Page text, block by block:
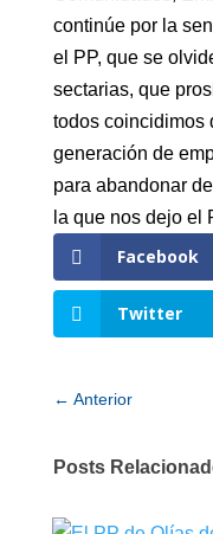
continúe por la
el PP, que se
sectarias, que
todos coincidimos
generación de
para abandonar
la que nos dejo el
Facebook
Twitter
← Anterior
Posts